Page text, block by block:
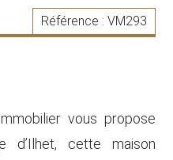
Référence : VM293
vous propose
d’Ilhet, cette maison